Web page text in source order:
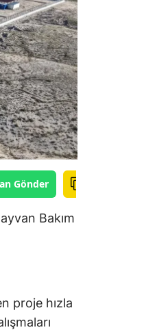
Gönder
Bakım
proje hızla